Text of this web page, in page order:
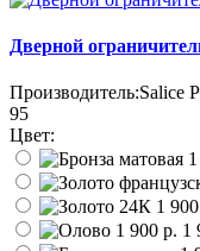
Дверной
Производитель:Salice
95
Цвет:
1